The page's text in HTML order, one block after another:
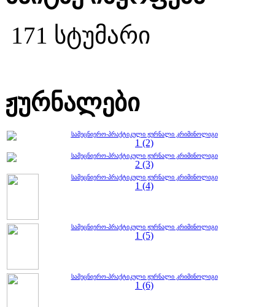
171 სტუმარი
ჟურნალები
სამეცნიერო-პრაქტიკული ჟურნალი კრიმინოლიგი
1 (2)
სამეცნიერო-პრაქტიკული ჟურნალი კრიმინოლიგი
2 (3)
სამეცნიერო-პრაქტიკული ჟურნალი კრიმინოლიგი
1 (4)
სამეცნიერო-პრაქტიკული ჟურნალი კრიმინოლიგი
1 (5)
სამეცნიერო-პრაქტიკული ჟურნალი კრიმინოლიგი
1 (6)